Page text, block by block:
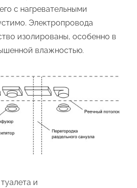
с нагревательными
Электропровода
изолированы, особенно в
влажностью.
и